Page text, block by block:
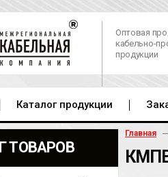
Оптовая
кабельно-
продукции
Каталог продукции
ТОВАРОВ
Главная